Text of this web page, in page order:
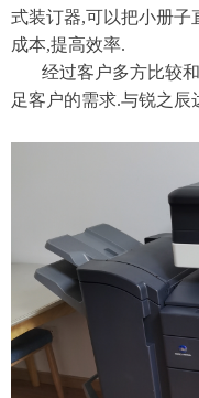
式装订器,可以把小册子
成本,提高效率.
经过客户多方比较和
足客户的需求.与锐之辰